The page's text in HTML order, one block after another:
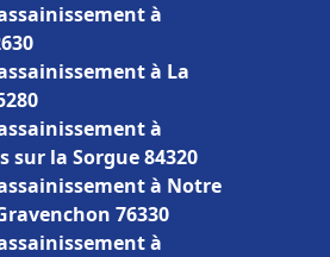
à
à La
à
sur la Sorgue 84320
à Notre
76330
à